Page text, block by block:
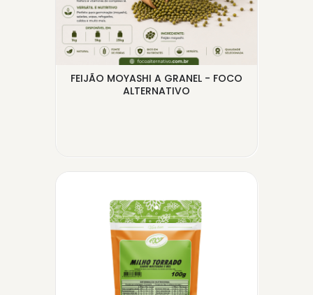
FEIJÃO MOYASHI A GRANEL - FOCO
ALTERNATIVO